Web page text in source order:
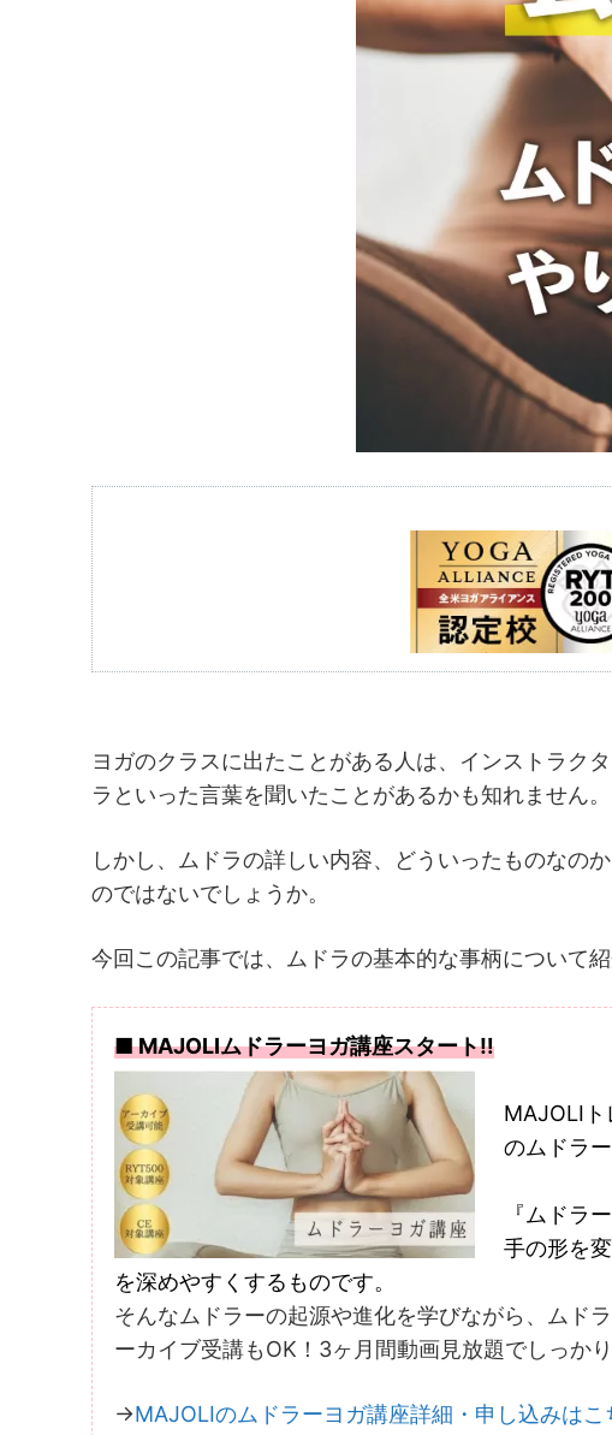
ヨガのクラスに出たことがある人は、インストラク
ラといった言葉を聞いたことがあるかも知れません。
しかし、ムドラの詳しい内容、どういったものなの
のではないでしょうか。
今回この記事では、ムドラの基本的な事柄について
■ MAJOLIムドラーヨガ講座スタート‼︎
MAJOLIト
のムドラ
『ムドラ
手の形を
を深めやすくするものです。
そんなムドラーの起源や進化を学びながら、ムド
ーカイブ受講もOK！3ヶ月間動画見放題でしっか
→MAJOLIのムドラーヨガ講座詳細・申し込みはこ